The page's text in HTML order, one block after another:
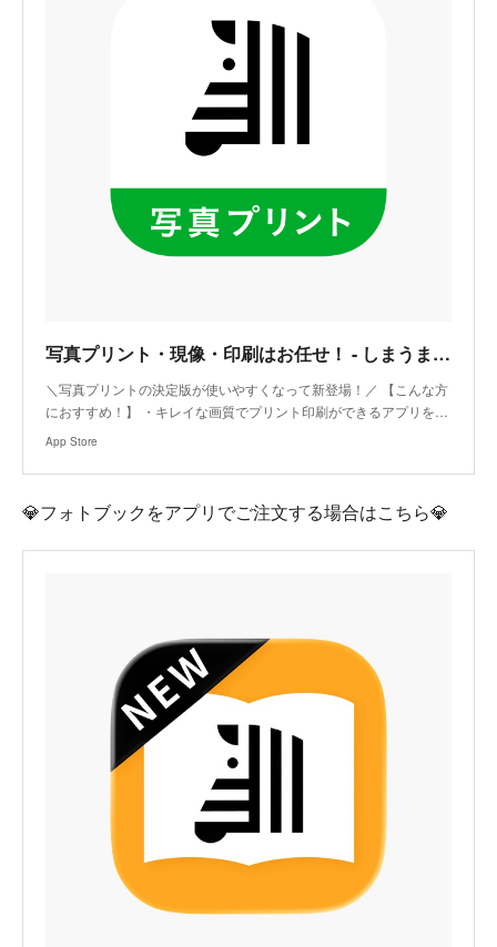
‎写真プリント・現像・印刷はお任せ！ - しまうまプリント
‎＼写真プリントの決定版が使いやすくなって新登場！／ 【こんな方
におすすめ！】 ・キレイな画質でプリント印刷ができるアプリを…
App Store
💎フォトブックをアプリでご注文する場合はこちら💎